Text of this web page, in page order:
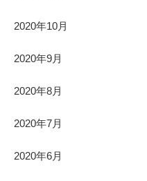
2020年10月
2020年9月
2020年8月
2020年7月
2020年6月